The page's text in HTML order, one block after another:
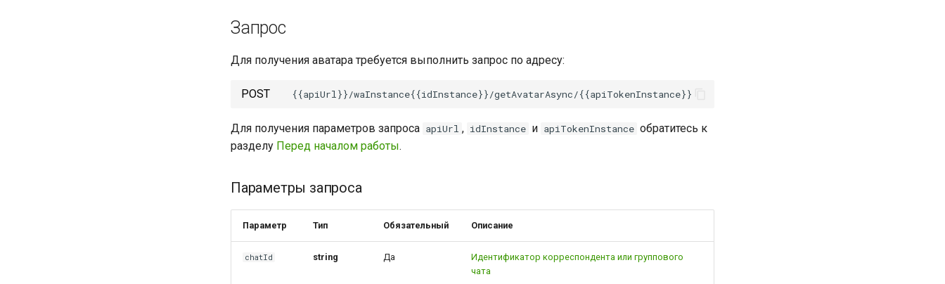
Запрос
Для получения аватара требуется выполнить запрос по адресу:
POST
Для получения параметров запроса apiUrl , idInstance и apiTokenInstance обратитесь к
разделу Перед началом работы.
Параметры запроса
Параметр Тип Обязательный Описание
chatId string Да
Идентификатор корреспондента или группового
чата